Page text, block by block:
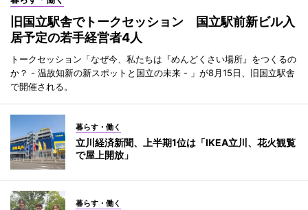
旧国立駅舎でトークセッション 国立駅前新ビル入
居予定の若手経営者4人
トークセッション「なぜ今、私たちは『めんどくさい場所』をつくるの
か？ - 温故知新の新スポットと国立の未来 - 」が8月15日、旧国立駅舎
で開催される。
暮らす・働く
立川経済新聞、上半期1位は「IKEA立川、花火観覧
で屋上開放」
暮らす・働く